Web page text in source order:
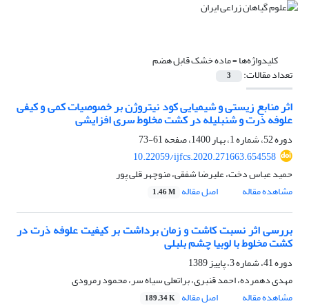
کلیدواژه‌ها =ماده خشک قابل هضم
تعداد مقالات: 3
اثر منابع زیستی و شیمیایی کود نیتروژن بر خصوصیات کمی و کیفی
علوفه ذرت و شنبلیله در کشت مخلوط سری افزایشی
دوره 52، شماره 1، بهار 1400، صفحه
61-73
10.22059/ijfcs.2020.271663.654558
حمید عباس دخت، علیرضا شفقی، منوچهر قلی پور
مشاهده مقاله
اصل مقاله 1.46 M
بررسی اثر نسبت کاشت و زمان برداشت بر کیفیت علوفه ذرت در
کشت مخلوط با لوبیا چشم بلبلی
دوره 41، شماره 3، پاییز 1389
مهدی دهمرده، احمد قنبری، براتعلی سیاه سر، محمود رمرودی
مشاهده مقاله
اصل مقاله 189.34 K